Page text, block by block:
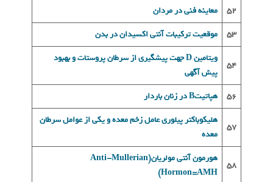
52
معاينه فنی در مردان
53
موقعيت ترکيبات آنتی اکسيدان در بدن
54
ویتامین D جهت پیشگیری از سرطان پروستات و بهبود
پیش آگهی
56
هپاتيتB در زنان باردار
57
هلیکوباکتر پیلوری عامل زخم معده و یکی از عوامل سرطان
معده
58
هورمون آنتی مولريان(Anti-Mullerian
Hormon=AMH)